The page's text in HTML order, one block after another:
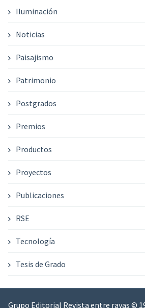
Iluminación
Noticias
Paisajismo
Patrimonio
Postgrados
Premios
Productos
Proyectos
Publicaciones
RSE
Tecnología
Tesis de Grado
Grupo Editorial Revista entre rayas ©